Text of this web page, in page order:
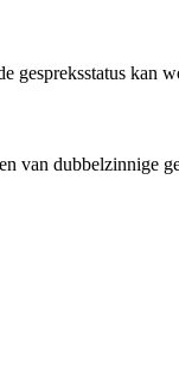
kan
van dubbelzinnige